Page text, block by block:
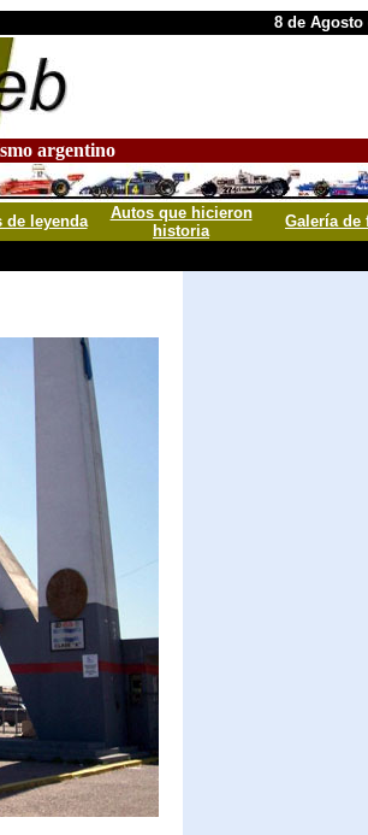
8 de Agosto
argentino
de leyenda
Autos que hicieron
historia
Galería de